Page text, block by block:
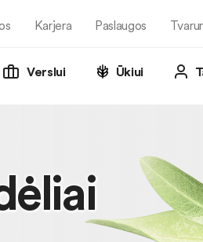
Karjera Paslaugos
Verslui Ūkiui